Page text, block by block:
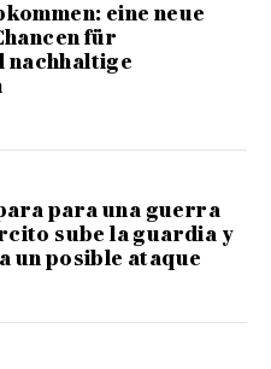
eine neue
für
nachhaltige
para una guerra
sube la guardia y
un posible ataque